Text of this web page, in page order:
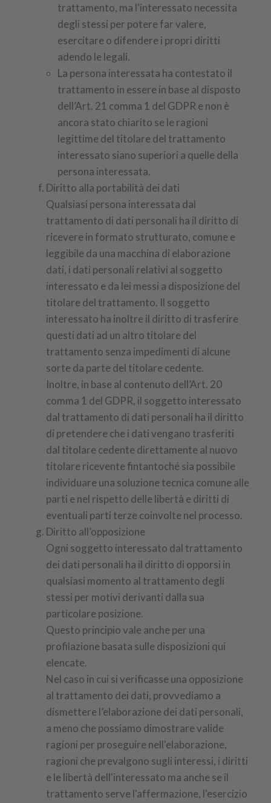
trattamento, ma l'interessato necessita
degli stessi per potere far valere,
esercitare o difendere i propri diritti
adendo le legali.
La persona interessata ha contestato il
trattamento in essere in base al disposto
dell’Art. 21 comma 1 del GDPR e non è
ancora stato chiarito se le ragioni
legittime del titolare del trattamento
interessato siano superiori a quelle della
persona interessata.
Diritto alla portabilità dei dati
Qualsiasi persona interessata dal
trattamento di dati personali ha il diritto di
ricevere in formato strutturato, comune e
leggibile da una macchina di elaborazione
dati, i dati personali relativi al soggetto
interessato e da lei messi a disposizione del
titolare del trattamento. Il soggetto
interessato ha inoltre il diritto di trasferire
questi dati ad un altro titolare del
trattamento senza impedimenti di alcune
sorte da parte del titolare cedente.
Inoltre, in base al contenuto dell’Art. 20
comma 1 del GDPR, il soggetto interessato
dal trattamento di dati personali ha il diritto
di pretendere che i dati vengano trasferiti
dal titolare cedente direttamente al nuovo
titolare ricevente fintantoché sia possibile
individuare una soluzione tecnica comune alle
parti e nel rispetto delle libertà e diritti di
eventuali parti terze coinvolte nel processo.
Diritto all’opposizione
Ogni soggetto interessato dal trattamento
dei dati personali ha il diritto di opporsi in
qualsiasi momento al trattamento degli
stessi per motivi derivanti dalla sua
particolare posizione.
Questo principio vale anche per una
profilazione basata sulle disposizioni qui
elencate.
Nel caso in cui si verificasse una opposizione
al trattamento dei dati, provvediamo a
dismettere l’elaborazione dei dati personali,
a meno che possiamo dimostrare valide
ragioni per proseguire nell'elaborazione,
ragioni che prevalgono sugli interessi, i diritti
e le libertà dell'interessato ma anche se il
trattamento serve l'affermazione, l'esercizio